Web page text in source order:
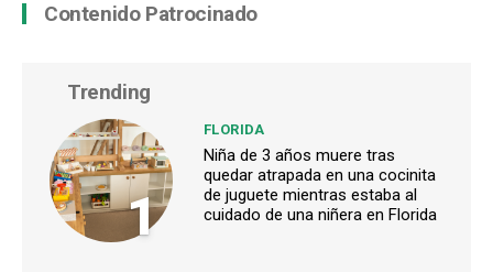
Contenido Patrocinado
Trending
1
FLORIDA
Niña de 3 años muere tras
quedar atrapada en una cocinita
de juguete mientras estaba al
cuidado de una niñera en Florida